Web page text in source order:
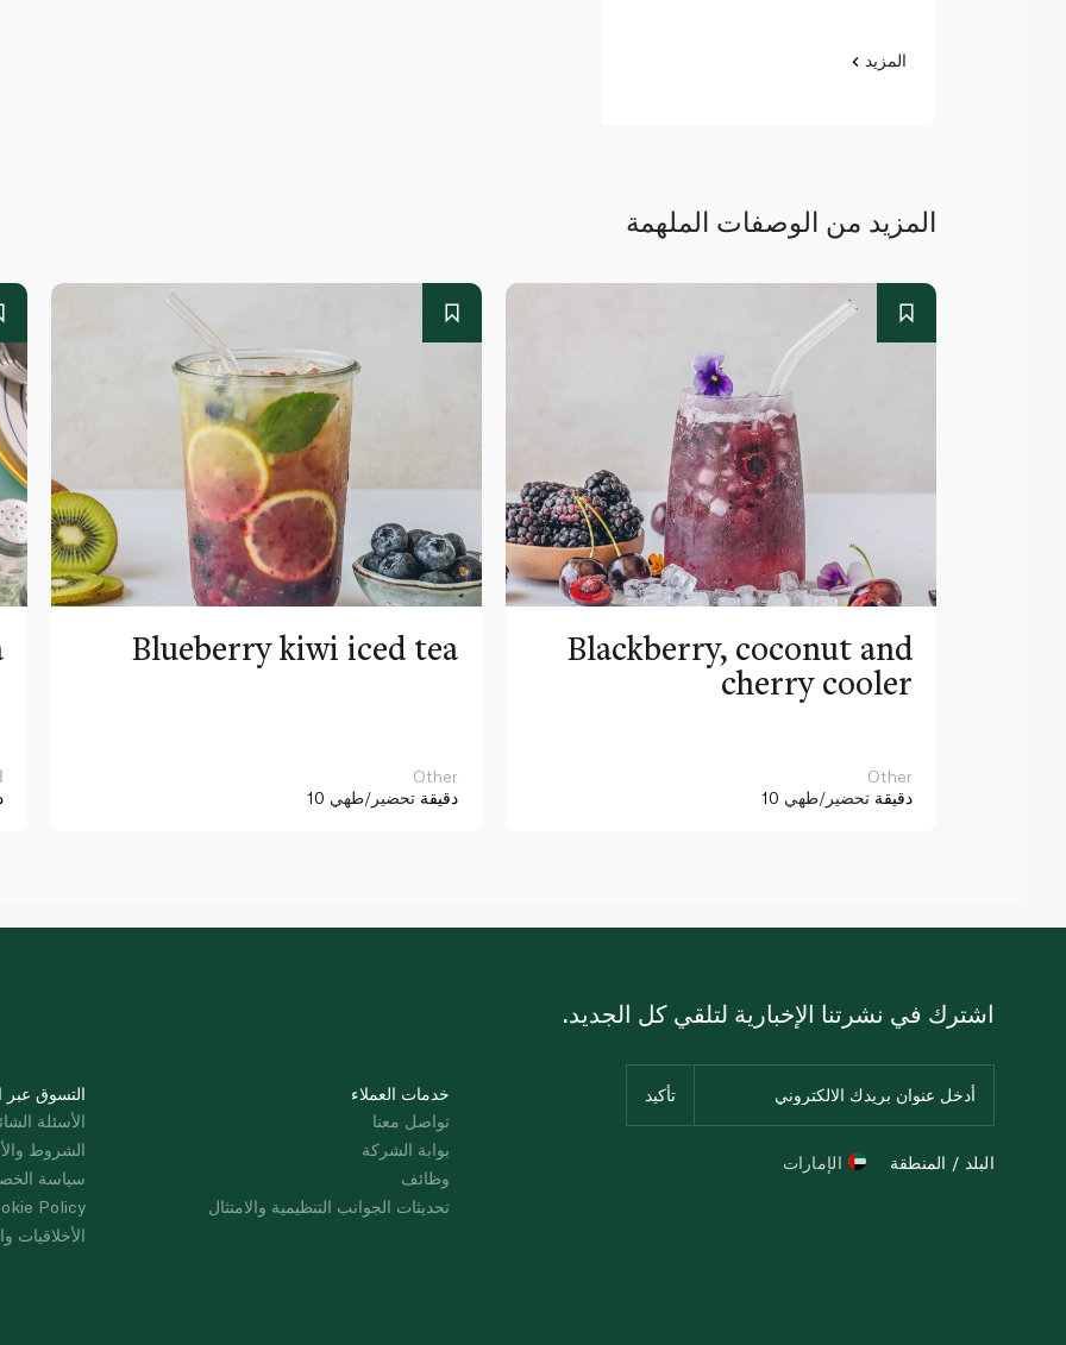
المزيد
المزيد من الوصفات الملهمة
Blueberry kiwi iced tea
Other
10 دقيقة تحضير/طهي
Blackberry, coconut and
cherry cooler
Other
10 دقيقة تحضير/طهي
التسوق عبر
الأسئلة
الشروط
سياسة
Policy
الأخلاقيات
خدمات العملاء
تواصل معنا
بوابة الشركة
وظائف
تحديثات الجوانب التنظيمية والامتثال
اشترك في نشرتنا الإخبارية لتلقي كل الجديد.
البلد / المنطقة الإمارات